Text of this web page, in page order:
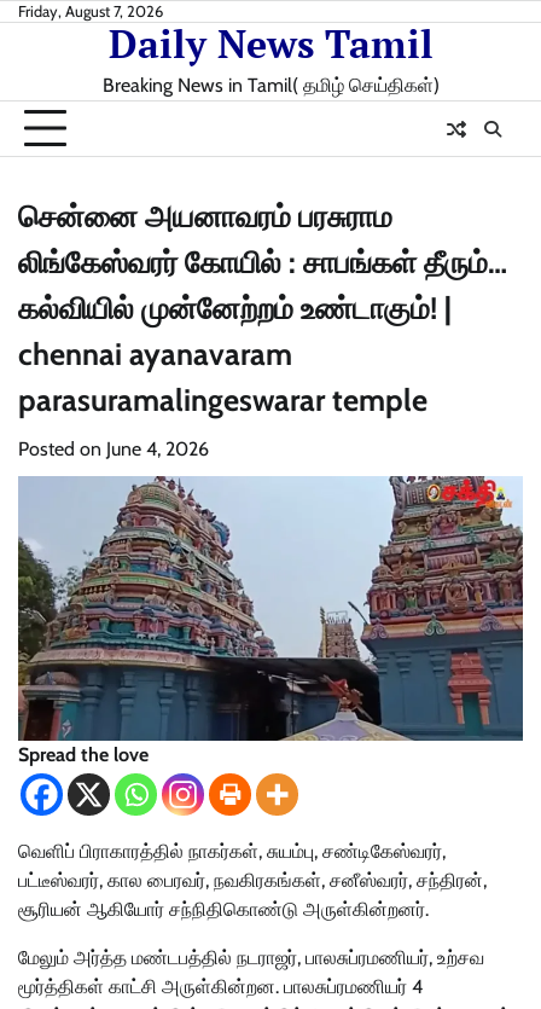
SkipFriday, August 7, 2026
Daily News Tamil
Breaking News in Tamil( தமிழ் செய்திகள்)
சென்னை அயனாவரம் பரசுராம
லிங்கேஸ்வரர் கோயில் : சாபங்கள் தீரும்…
கல்வியில் முன்னேற்றம் உண்டாகும்! |
chennai ayanavaram
parasuramalingeswarar temple
Posted on June 4, 2026
Spread the love
வெளிப் பிராகாரத்தில் நாகர்கள், சுயம்பு, சண்டிகேஸ்வரர்,
பட்டீஸ்வரர், கால பைரவர், நவகிரகங்கள், சனீஸ்வரர், சந்திரன்,
சூரியன் ஆகியோர் சந்நிதிகொண்டு அருள்கின்றனர்.
மேலும் அர்த்த மண்டபத்தில் நடராஜர், பாலசுப்ரமணியர், உற்சவ
மூர்த்திகள் காட்சி அருள்கின்றன. பாலசுப்ரமணியர் 4